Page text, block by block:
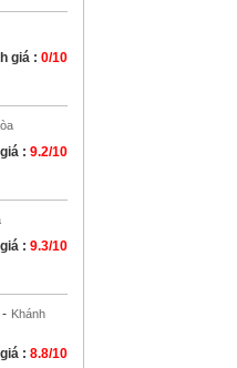
giá : 0/10
: 9.2/10
: 9.3/10
- Khánh
: 8.8/10